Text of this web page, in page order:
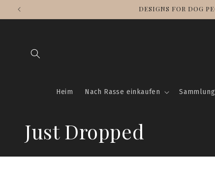
zum
Inhalt
DESIGNS FOR DOG
Heim Nach Rasse einkaufen
K
a
Just Dropped